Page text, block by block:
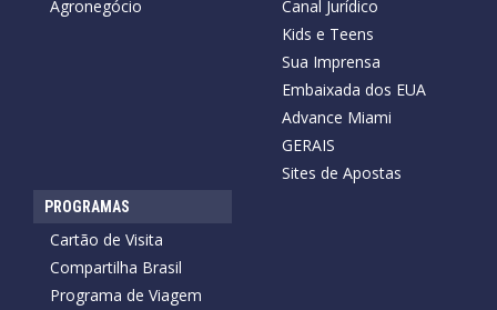
Agronegócio
Canal Jurídico
Kids e Teens
Sua Imprensa
Embaixada dos EUA
Advance Miami
GERAIS
Sites de Apostas
PROGRAMAS
Cartão de Visita
Compartilha Brasil
Programa de Viagem